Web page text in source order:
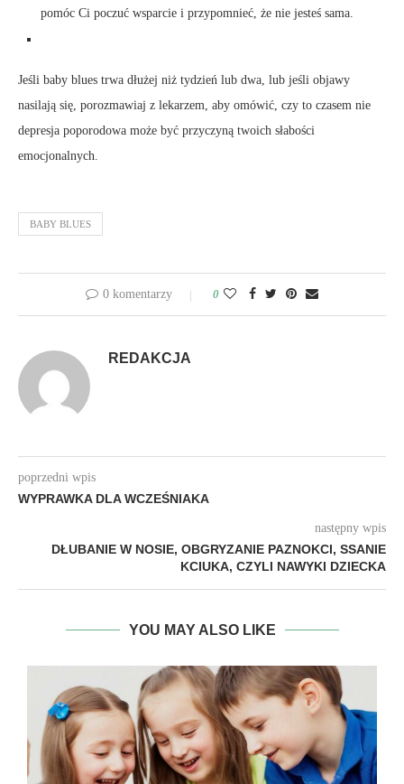
pomóc Ci poczuć wsparcie i przypomnieć, że nie jesteś sama.
Jeśli baby blues trwa dłużej niż tydzień lub dwa, lub jeśli objawy
nasilają się, porozmawiaj z lekarzem, aby omówić, czy to czasem nie
depresja poporodowa może być przyczyną twoich słabości
emocjonalnych.
BABY BLUES
0 komentarzy 0
REDAKCJA
poprzedni wpis
WYPRAWKA DLA WCZEŚNIAKA
następny wpis
DŁUBANIE W NOSIE, OBGRYZANIE PAZNOKCI, SSANIE
KCIUKA, CZYLI NAWYKI DZIECKA
YOU MAY ALSO LIKE